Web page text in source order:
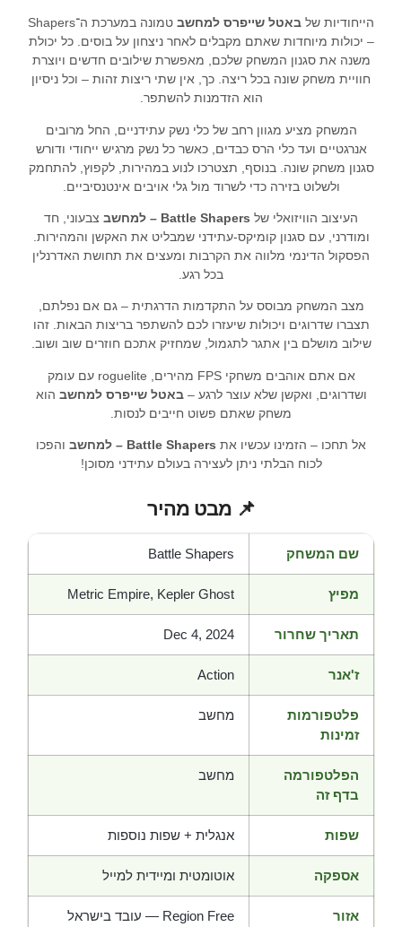
הייחודיות של באטל שייפרס למחשב
טמונה במערכת ה־Shapers
– יכולות מיוחדות שאתם מקבלים לאחר ניצחון על בוסים. כל יכולת
משנה את סגנון המשחק שלכם, מאפשרת שילובים חדשים ויוצרת
חוויית משחק שונה בכל ריצה. כך, אין שתי ריצות זהות – וכל ניסיון
הוא הזדמנות להשתפר.
המשחק מציע מגוון רחב של כלי נשק עתידניים, החל מרובים
אנרגטיים ועד כלי הרס כבדים, כאשר כל נשק מרגיש ייחודי ודורש
סגנון משחק שונה. בנוסף, תצטרכו לנוע במהירות, לקפוץ, להתחמק
ולשלוט בזירה כדי לשרוד מול גלי אויבים אינטנסיביים.
העיצוב הוויזואלי של Battle Shapers – למחשב
צבעוני, חד
ומודרני, עם סגנון קומיקס-עתידני שמבליט את האקשן והמהירות.
הפסקול הדינמי מלווה את הקרבות ומעצים את תחושת האדרנלין
בכל רגע.
מצב המשחק מבוסס על התקדמות הדרגתית – גם אם נפלתם,
תצברו שדרוגים ויכולות שיעזרו לכם להשתפר בריצות הבאות. זהו
שילוב מושלם בין אתגר לתגמול, שמחזיק אתכם חוזרים שוב ושוב.
אם אתם אוהבים משחקי FPS מהירים, roguelite עם עומק
ושדרוגים, ואקשן שלא עוצר לרגע –באטל שייפרס למחשב הוא
משחק שאתם פשוט חייבים לנסות.
אל תחכו – הזמינו עכשיו את Battle Shapers – למחשב
והפכו
לכוח הבלתי ניתן לעצירה בעולם עתידני מסוכן!
📌 מבט מהיר
שם המשחק Battle Shapers
מפיץ Metric Empire, Kepler Ghost
תאריך שחרור Dec 4, 2024
ז'אנר Action
פלטפורמות
זמינות
מחשב
הפלטפורמה
בדף זה
מחשב
שפות אנגלית + שפות נוספות
אספקה אוטומטית ומיידית למייל
אזור
Region Free — עובד בישראל